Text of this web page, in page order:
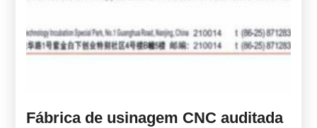
Fábrica de usinagem CNC auditada